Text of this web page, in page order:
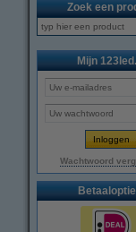
Zoek een
Mijn
Wachtwoord